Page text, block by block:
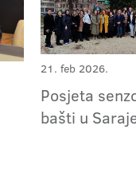
21. feb 2026.
Posjeta
bašti u